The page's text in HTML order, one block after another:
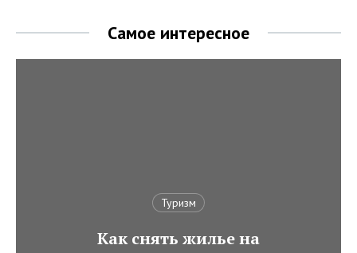
Самое интересное
Туризм
Как снять жилье на